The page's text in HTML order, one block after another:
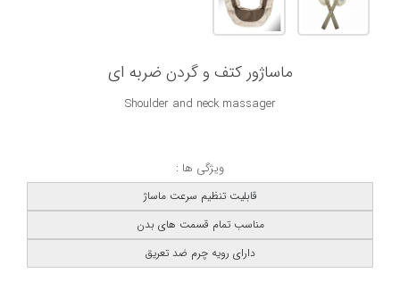
ماساژور کتف و گردن ضربه ای
Shoulder and neck massager
ویژگی ها :
قابلیت تنظیم سرعت ماساژ
مناسب تمام قسمت های بدن
دارای رویه چرم ضد تعریق